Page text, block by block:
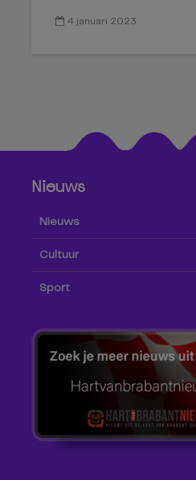
4 januari 2023
Nieuws
Nieuws
Cultuur
Sport